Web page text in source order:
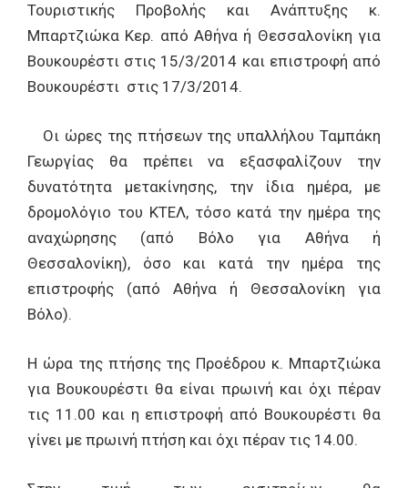
Τουριστικής Προβολής και Ανάπτυξης κ.
Μπαρτζιώκα Κερ. από Αθήνα ή Θεσσαλονίκη για
Βουκουρέστι στις 15/3/2014 και επιστροφή από
Βουκουρέστι στις 17/3/2014.
Οι ώρες της πτήσεων της υπαλλήλου Ταμπάκη
Γεωργίας θα πρέπει να εξασφαλίζουν την
δυνατότητα μετακίνησης, την ίδια ημέρα, με
δρομολόγιο του ΚΤΕΛ, τόσο κατά την ημέρα της
αναχώρησης (από Βόλο για Αθήνα ή
Θεσσαλονίκη), όσο και κατά την ημέρα της
επιστροφής (από Αθήνα ή Θεσσαλονίκη για
Βόλο).
Η ώρα της πτήσης της Προέδρου κ. Μπαρτζιώκα
για Βουκουρέστι θα είναι πρωινή και όχι πέραν
τις 11.00 και η επιστροφή από Βουκουρέστι θα
γίνει με πρωινή πτήση και όχι πέραν τις 14.00.